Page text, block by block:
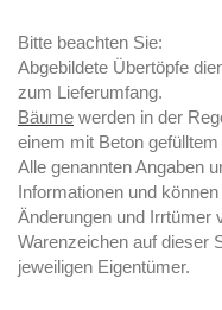
Bitte beachten Sie:
Abgebildete Übertöpfe
zum Lieferumfang.
Bäume werden in der
einem mit Beton
Alle genannten Angaben
Informationen und
Änderungen und Irrtümer
Warenzeichen auf dieser
jeweiligen Eigentümer.